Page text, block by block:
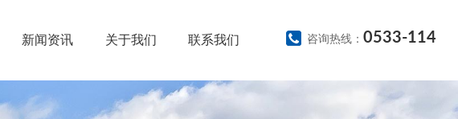
咨询热线：0533-114
新闻资讯 关于我们 联系我们